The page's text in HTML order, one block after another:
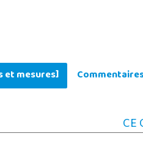
et mesures]
CE